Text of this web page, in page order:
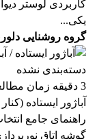
کاربردی لوستر
یکی...
گروه روشنایی
دسته‌بندی نشده
3 دقیقه زمان مطالعه
آباژور ایستاده
راهنمای جامع
گوشه اتاق